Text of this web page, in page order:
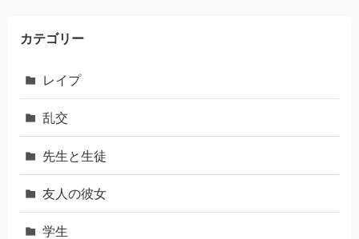
カテゴリー
レイプ
乱交
先生と生徒
友人の彼女
学生